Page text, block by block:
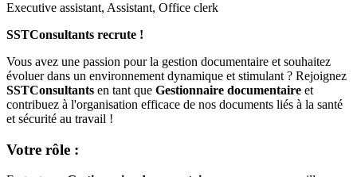
Executive assistant, Assistant, Office clerk
SSTConsultants recrute !
Vous avez une passion pour la gestion documentaire et souhaitez
évoluer dans un environnement dynamique et stimulant ? Rejoignez
SSTConsultants en tant que Gestionnaire documentaire et
contribuez à l'organisation efficace de nos documents liés à la santé
et sécurité au travail !
Votre rôle :